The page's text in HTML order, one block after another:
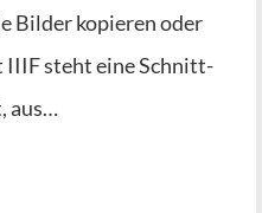
Bil­der kopie­ren oder
IIIF steht eine Schnitt­
aus…